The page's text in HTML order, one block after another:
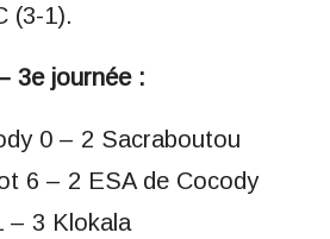
(3-1).
3e journée :
0 – 2 Sacraboutou
6 – 2 ESA de Cocody
– 3 Klokala